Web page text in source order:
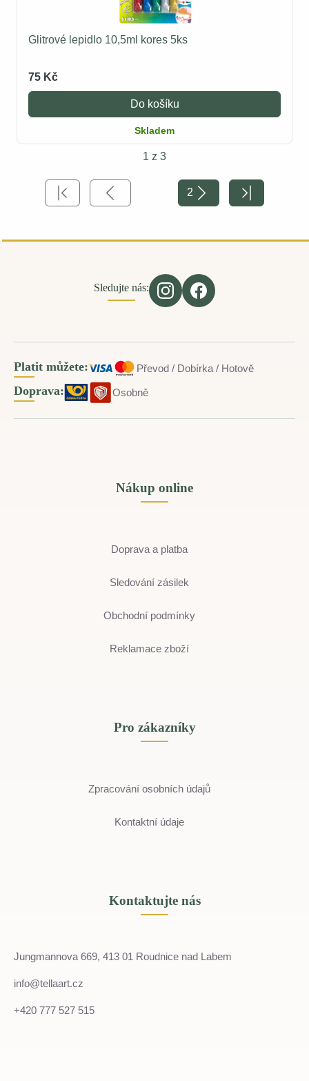
Glitrové lepidlo 10,5ml kores 5ks
75 Kč
Do košíku
Skladem
1 z 3
2
Sledujte nás:
Platit můžete: Převod / Dobírka / Hotově
Doprava: Osobně
Nákup online
Doprava a platba
Sledování zásilek
Obchodní podmínky
Reklamace zboží
Pro zákazníky
Zpracování osobních údajů
Kontaktní údaje
Kontaktujte nás
Jungmannova 669, 413 01 Roudnice nad Labem
info@tellaart.cz
+420 777 527 515